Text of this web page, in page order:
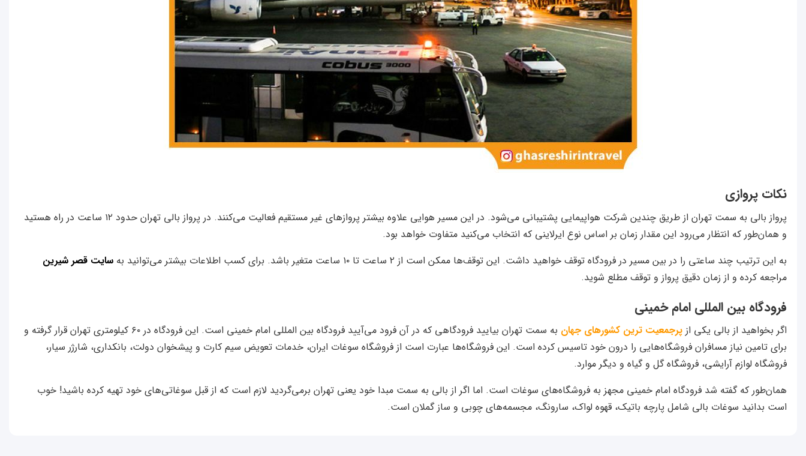
نکات پروازی
پرواز بالی به سمت تهران از طریق چندین شرکت هواپیمایی پشتیبانی می‌شود. در این مسیر هوایی علاوه بیشتر پروازهای غیر مستقیم فعالیت می‌کنند. در پرواز بالی تهران حدود ۱۲ ساعت در راه هستید
و همان‌طور که انتظار می‌رود این مقدار زمان بر اساس نوع ایرلاینی که انتخاب می‌کنید متفاوت خواهد بود.
به این ترتیب چند ساعتی را در بین مسیر در فرودگاه توقف خواهید داشت. این توقف‌ها ممکن است از ۲ ساعت تا ۱۰ ساعت متغیر باشد. برای کسب اطلاعات بیشتر می‌توانید به
سایت قصر شیرین
مراجعه کرده و از زمان دقیق پرواز و توقف مطلع شوید.
فرودگاه بین المللی امام خمینی
اگر بخواهید از بالی یکی از پرجمعیت ترین کشورهای جهان
به سمت تهران بیایید فرودگاهی که در آن فرود می‌آیید فرودگاه بین المللی امام خمینی است. این فرودگاه در ۶۰ کیلومتری تهران قرار گرفته و
برای تامین نیاز مسافران فروشگاه‌هایی را درون خود تاسیس کرده است. این فروشگاه‌ها عبارت است از فروشگاه سوغات ایران، خدمات تعویض سیم کارت و پیشخوان دولت، بانکداری، شارژر سیار،
فروشگاه لوازم آرایشی، فروشگاه گل و گیاه و دیگر موارد.
همان‌طور که گفته شد فرودگاه امام خمینی مجهز به فروشگاه‌های سوغات است. اما اگر از بالی به سمت مبدا خود یعنی تهران برمی‌گردید لازم است که از قبل سوغاتی‌های خود تهیه کرده باشید! خوب
است بدانید سوغات بالی شامل پارچه باتیک، قهوه لواک، سارونگ، مجسمه‌های چوبی و ساز گملان است.